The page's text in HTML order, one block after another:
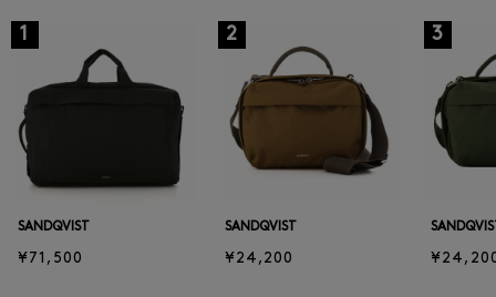
1
SANDQVIST
¥71,500
2
SANDQVIST
¥24,200
3